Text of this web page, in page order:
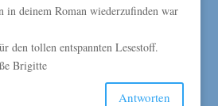
in deinem Roman wiederzufinden war
den tollen entspannten Lesestoff.
Brigitte
Antworten